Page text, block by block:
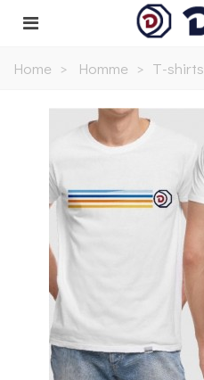
Home > Homme > T-shirts